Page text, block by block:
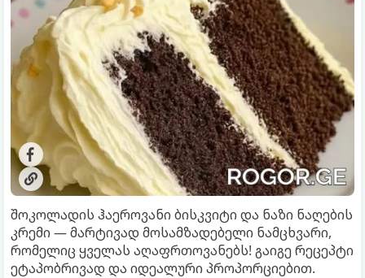
შოკოლადის ჰაეროვანი ბისკვიტი და ნაზი ნაღების
კრემი — მარტივად მოსამზადებელი ნამცხვარი,
რომელიც ყველას აღაფრთოვანებს! გაიგე რეცეპტი
ეტაპობრივად და იდეალური პროპორციებით.